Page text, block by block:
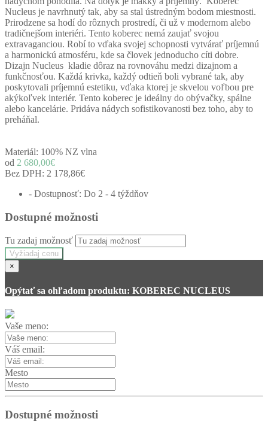
Nucleus je navrhnutý tak, aby sa stal ústredným bodom miestnosti.
Prirodzene sa hodí do rôznych prostredí, či už v modernom alebo
tradičnejšom interiéri. Tento koberec nemá zaujať svojou
extravaganciou. Robí to vďaka svojej schopnosti vytvárať príjemnú
a harmonickú atmosféru, kde sa človek jednoducho cíti dobre.
Dizajn Nucleus kladie dôraz na rovnováhu medzi dizajnom a
funkčnosťou. Každá krivka, každý odtieň boli vybrané tak, aby
poskytovali príjemnú estetiku, vďaka ktorej je skvelou voľbou pre
akýkoľvek interiér. Tento koberec je ideálny do obývačky, spálne
alebo kancelárie. Pridáva nádych sofistikovanosti bez toho, aby to
preháňal.
Materiál: 100% NZ vlna
od 2 680,00€
Bez DPH: 2 178,86€
- Dostupnosť: Do 2 - 4 týždňov
Dostupné možnosti
Tu zadaj možnosť
Vyžiadaj cenu
×
Opýtať sa ohľadom produktu: KOBEREC NUCLEUS
Vaše meno:
Váš email:
Mesto
Dostupné možnosti